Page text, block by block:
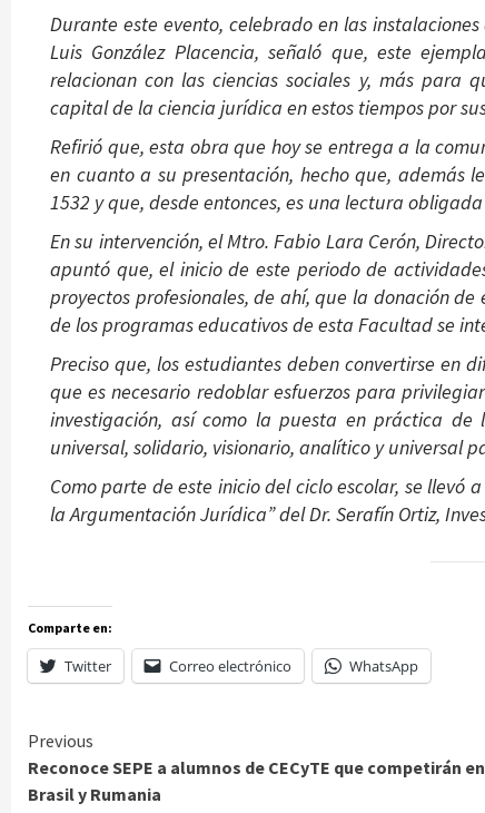
Durante este evento, celebrado en las
Luis González Placencia, señaló que, este
relacionan con las ciencias sociales y, más para
capital de la ciencia jurídica en estos tiempos por
Refirió que, esta obra que hoy se entrega a la
en cuanto a su presentación, hecho que, además
1532 y que, desde entonces, es una lectura
En su intervención, el Mtro. Fabio Lara Cerón,
apuntó que, el inicio de este periodo de
proyectos profesionales, de ahí, que la donación
de los programas educativos de esta Facultad se
Preciso que, los estudiantes deben convertirse en
que es necesario redoblar esfuerzos para
investigación, así como la puesta en práctica de
universal, solidario, visionario, analítico y universal
Como parte de este inicio del ciclo escolar, se llevó
la Argumentación Jurídica” del Dr. Serafín Ortiz,
Comparte en:
Twitter Correo electrónico WhatsApp
Continue
Reading
Previous
Reconoce SEPE a alumnos de CECyTE que competirán en
Brasil y Rumania